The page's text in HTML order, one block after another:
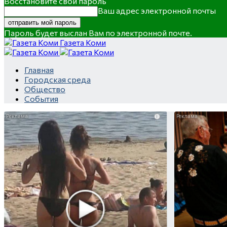
Ваш адрес электронной почты
Пароль будет выслан Вам по электронной почте.
Газета Коми
Главная
Городская среда
Общество
События
i